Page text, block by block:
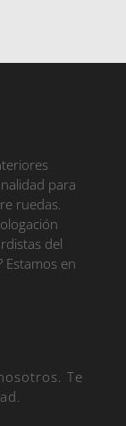
para
ruedas.
del
Estamos en
Te